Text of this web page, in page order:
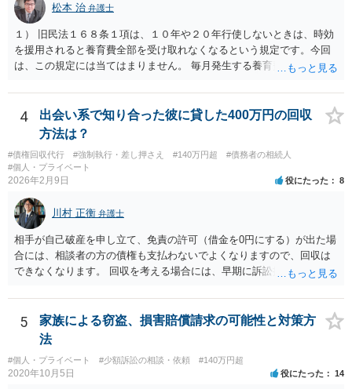
松本 治 弁護士
１） 旧民法１６８条１項は、１０年や２０年行使しないときは、時効
を援用されると養育費全部を受け取れなくなるという規定です。今回
は、この規定には当てはまりません。 毎月発生する養育費債権の方は
により、５年で時効にかかります。 ２） 強制執行により時効は中断
（更新）されるので、その時点で時効未完成のもののみ受け取れま
す。 ３） 請求できなくなる理由はないと思います。ただ、額としては
大きくならないとは思います。 ４） 援用が認められれば、時効が完成
していた債権は、起算日にさかのぼって消滅します（民法１４４
条）。（「強制執行債権」が何を指すかが分かりません。時効にかか
（月ごと）が、強制執行の５年以上前の分は、時効の援用により消滅
します。請求できるのは、それ以降の分となります。未払の発生よ
り、強制執行を基準に考えた方が分かりやすいでしょう。 > また、こ
の様な案件を請け負って頂けるものなのでしょうか？ こちらの立場を
主張する余地があれば、依頼する価値はあると思います。「支払い意
りそうです。
4
出会い系で知り合った彼に貸した400万円の回収
方法は？
#債権回収代行 #強制執行・差し押さえ #140万円超
#債務者の相続人
#個人・プライベート
2026年2月9日 役にたった 8
川村 正衡 弁護士
相手が自己破産を申し立て、免責の許可（借金を0円にする）が出た場
合には、相談者の方の債権も支払わないでよくなりますので、回収は
できなくなります。 回収を考える場合には、早期に訴訟提起などを進
5
家族による窃盗、損害賠償請求の可能性と対策方
法
#個人・プライベート #少額訴訟の相談・依頼 #140万円超
2020年10月5日 役にたった 14